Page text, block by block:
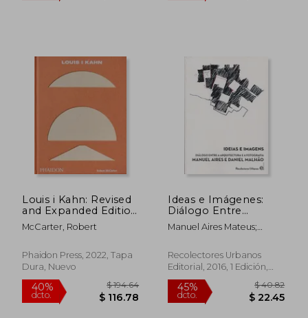
Louis i Kahn: Revised
and Expanded Edition
(Architecture) (en
Inglés)
McCarter, Robert
Phaidon Press, 2022, Tapa
Dura, Nuevo
Ideas e Imágenes:
Diálogo Entre
Arquitectura y
Fotografía. Manuel
(Colección Diálogos
[Dlg])
Manuel Aires Mateus;
Recolectores Urbanos
Editorial, 2016, 1 Edición,
Tapa Blanda, Nuevo